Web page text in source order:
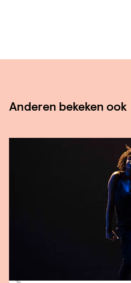
Anderen bekeken ook